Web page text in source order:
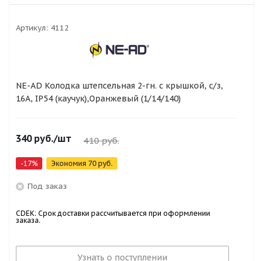
Артикул: 4112
NE-AD Колодка штепсельная 2-гн. с крышкой, с/з,
16А, IP54 (каучук),Оранжевый (1/14/140)
340руб./шт 410руб.
-17% Экономия 70 руб.
Под заказ
CDEK: Срок доставки рассчитывается при оформлении
заказа.
Узнать о поступлении